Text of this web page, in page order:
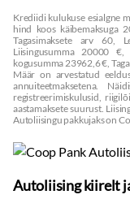
Krediidi kulukuse esialgne
hind koos käibemaksuga
Tagasimaksete arv 60,
Liisingusumma 20000 €,
kogusumma 23962,6 €,
Määr on arvestatud
annuiteetmaksetena.
registreerimiskulusid,
aastamaksete suurust.
Autoliisingu pakkujaks on
Autoliising kiirelt